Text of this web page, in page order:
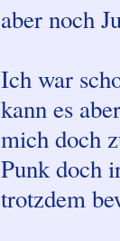
aber noch
Ich war
kann es
mich doch
Punk doch
trotzdem